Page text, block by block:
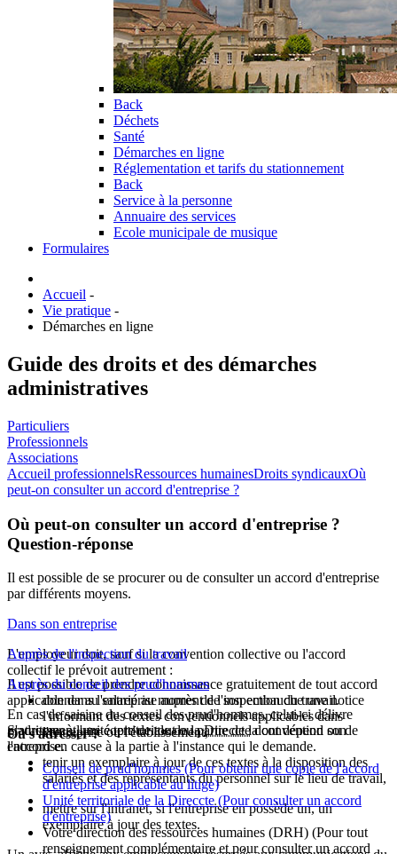
Back
Déchets
Santé
Démarches en ligne
Réglementation et tarifs du stationnement
Back
Service à la personne
Annuaire des services
Ecole municipale de musique
Formulaires
Accueil -
Vie pratique -
Démarches en ligne
Guide des droits et des démarches
administratives
Particuliers
Professionnels
Associations
Accueil professionnelsRessources humainesDroits syndicauxOù
peut-on consulter un accord d'entreprise ?
Où peut-on consulter un accord d'entreprise ?
Question-réponse
Il est possible de se procurer ou de consulter un accord d'entreprise
par différents moyens.
Dans son entreprise
L'employeur doit, sauf si la convention collective ou l'accord
collectif le prévoit autrement :
donner au salarié au moment de son embauche une notice
l'informant des textes conventionnels applicables dans
l'entreprise ou l'établissement,
tenir un exemplaire à jour de ces textes à la disposition des
salariés et des représentants du personnel sur le lieu de travail,
mettre sur l'intranet, si l'entreprise en possède un, un
exemplaire à jour des textes.
Auprès de l'inspection du travail
Il est possible de prendre connaissance gratuitement de tout accord
applicable dans l'entreprise auprès de l'inspection du travail.
S'adresser à l'unité territoriale de laDirecctedont dépend son
entreprise.
Auprès du conseil des prud'hommes
En cas de saisine du conseil des prud'hommes, celui-ci délivre
gratuitement une copie de tout ou partie de la convention ou de
l'accord en cause à la partie à l'instance qui le demande.
Où s'adresser ?
Conseil de prud'hommes(Pour obtenir une copie de l'accord
d'entreprise applicable au litige)
Unité territoriale de la Direccte(Pour consulter un accord
d'entreprise)
Votre direction des ressources humaines (DRH) (Pour tout
renseignement complémentaire et pour consulter un accord